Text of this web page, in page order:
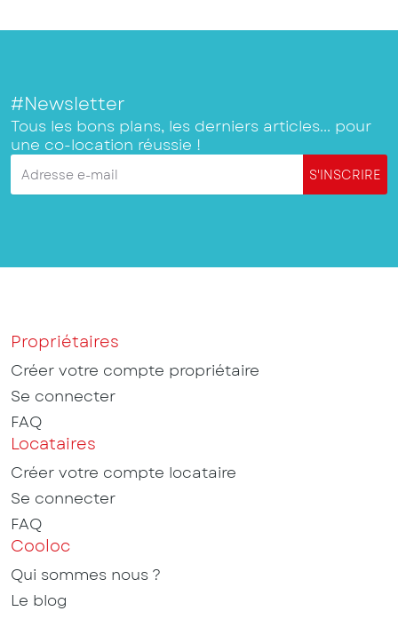
#Newsletter
Tous les bons plans, les derniers articles... pour
une co-location réussie !
Adresse e-mail S'INSCRIRE
Propriétaires
Créer votre compte propriétaire
Se connecter
FAQ
Locataires
Créer votre compte locataire
Se connecter
FAQ
Cooloc
Qui sommes nous ?
Le blog